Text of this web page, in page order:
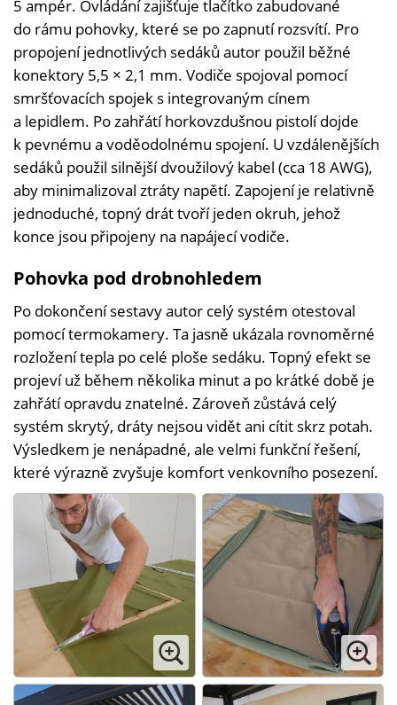
5 ampér. Ovládání zajišťuje tlačítko zabudované
do rámu pohovky, které se po zapnutí rozsvítí. Pro
propojení jednotlivých sedáků autor použil běžné
konektory 5,5 × 2,1 mm. Vodiče spojoval pomocí
smršťovacích spojek s integrovaným cínem
a lepidlem. Po zahřátí horkovzdušnou pistolí dojde
k pevnému a voděodolnému spojení. U vzdálenějších
sedáků použil silnější dvoužilový kabel (cca 18 AWG),
aby minimalizoval ztráty napětí. Zapojení je relativně
jednoduché, topný drát tvoří jeden okruh, jehož
konce jsou připojeny na napájecí vodiče.
Pohovka pod drobnohledem
Po dokončení sestavy autor celý systém otestoval
pomocí termokamery. Ta jasně ukázala rovnoměrné
rozložení tepla po celé ploše sedáku. Topný efekt se
projeví už během několika minut a po krátké době je
zahřátí opravdu znatelné. Zároveň zůstává celý
systém skrytý, dráty nejsou vidět ani cítit skrz potah.
Výsledkem je nenápadné, ale velmi funkční řešení,
které výrazně zvyšuje komfort venkovního posezení.